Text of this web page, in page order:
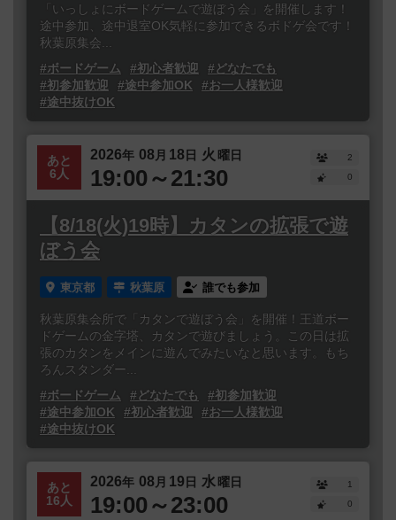
「いっしょにボードゲームで遊ぼう会」を開催します！
途中参加、途中退室OK気軽に参加できるボドゲ会です！
秋葉原集会...
#ボードゲーム
#初心者歓迎
#どなたでも
#初参加歓迎
#途中参加OK
#お一人様歓迎
#途中抜けOK
あと
6人
2026年 08 月 18日 火 曜日
19:00～21:30
2
0
【8/18(火)19時】カタンの拡張で遊
ぼう会
東京都 秋葉原 誰でも参加
秋葉原集会所で「カタンで遊ぼう会」を開催！王道ボー
ドゲームの金字塔、カタンで遊びましょう。この日は拡
張のカタンをメインに遊んでみたいなと思います。もち
ろんスタンダー...
#ボードゲーム
#どなたでも
#初参加歓迎
#途中参加OK
#初心者歓迎
#お一人様歓迎
#途中抜けOK
あと
16人
2026年 08 月 19日 水曜日
19:00～23:00
1
0